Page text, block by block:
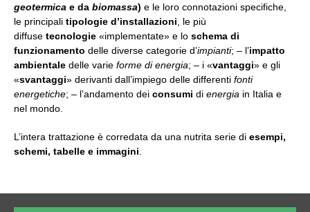
geotermica e da biomassa) e le loro connotazioni specifiche,
le principali tipologie d’installazioni , le più
diffuse tecnologie «implementate» e lo schema di
funzionamento delle diverse categorie d’impianti; – l’impatto
ambientale delle varie forme di energia; – i «vantaggi» e gli
«svantaggi» derivanti dall’impiego delle differenti fonti
energetiche; – l’andamento dei consumi di energia in Italia e
nel mondo.
L’intera trattazione è corredata da una nutrita serie di esempi,
schemi, tabelle e immagini